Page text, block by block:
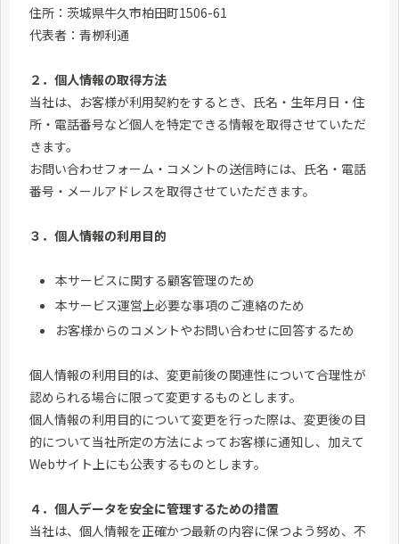
住所：茨城県牛久市柏田町1506-61
代表者：青栁利通
２．個人情報の取得方法
当社は、お客様が利用契約をするとき、氏名・生年月日・住
所・電話番号など個人を特定できる情報を取得させていただ
きます。
お問い合わせフォーム・コメントの送信時には、氏名・電話
番号・メールアドレスを取得させていただきます。
３．個人情報の利用目的
本サービスに関する顧客管理のため
本サービス運営上必要な事項のご連絡のため
お客様からのコメントやお問い合わせに回答するため
個人情報の利用目的は、変更前後の関連性について合理性が
認められる場合に限って変更するものとします。
個人情報の利用目的について変更を行った際は、変更後の目
的について当社所定の方法によってお客様に通知し、加えて
Webサイト上にも公表するものとします。
４．個人データを安全に管理するための措置
当社は、個人情報を正確かつ最新の内容に保つよう努め、不